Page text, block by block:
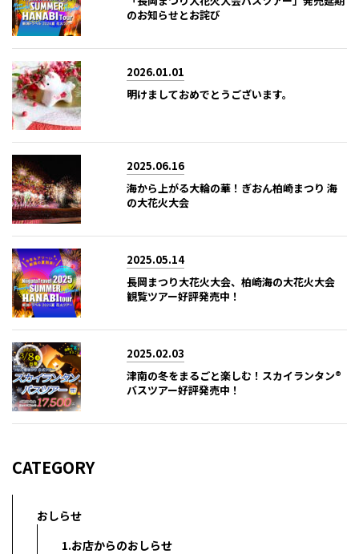
のお知らせとお詫び
2026.01.01
明けましておめでとうございます。
2025.06.16
海から上がる大輪の華！ぎおん柏崎まつり 海
の大花火大会
2025.05.14
長岡まつり大花火大会、柏崎海の大花火大会
観覧ツアー好評発売中！
2025.02.03
津南の冬をまるごと楽しむ！スカイランタン®
バスツアー好評発売中！
CATEGORY
おしらせ
1.お店からのおしらせ